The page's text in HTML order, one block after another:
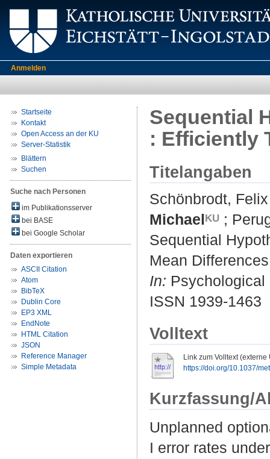
Anmelden
Startseite
Kontakt
Open Access an der KU
Server-Statistik
Blättern
Suchen
Suche nach Personen
im Publikationsserver
bei BASE
bei Google Scholar
Daten exportieren
ASCII Citation
Atom
BibTeX
Dublin Core
EP3 XML
EndNote
HTML Citation
JSON
Reference Manager
Simple Metadata
Sequential
: Efficiently
Titelangaben
Schönbrodt,
Michael
;
Sequential
Mean
In: Psychological
ISSN 1939-1463
Volltext
Link zum Volltext (externe
https://doi.org/10.1037/
Kurzfassung/
Unplanned
I error rates